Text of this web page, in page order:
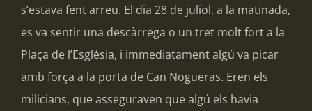
s’estava fent arreu. El dia 28 de juliol, a la matinada,
es va sentir una descàrrega o un tret molt fort a la
Plaça de l’Església, i immediatament algú va picar
amb força a la porta de Can Nogueras. Eren els
milicians, que asseguraven que algú els havia